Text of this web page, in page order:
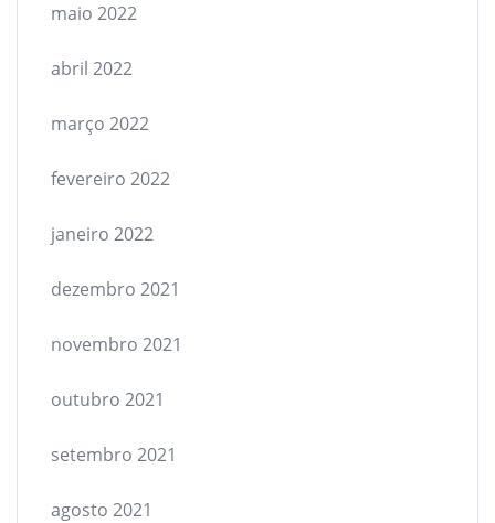
maio 2022
abril 2022
março 2022
fevereiro 2022
janeiro 2022
dezembro 2021
novembro 2021
outubro 2021
setembro 2021
agosto 2021